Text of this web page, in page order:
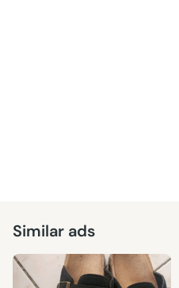
Similar ads